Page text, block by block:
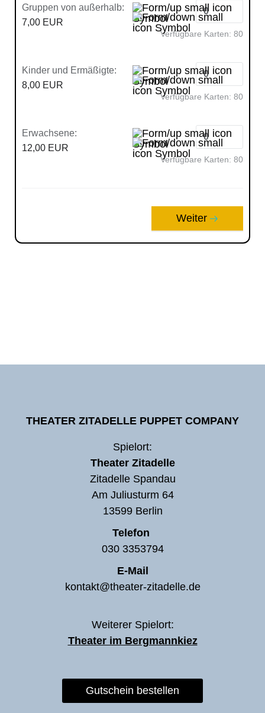
Gruppen von außerhalb:
7,00 EUR
Verfügbare Karten: 80
Kinder und Ermäßigte:
8,00 EUR
Verfügbare Karten: 80
Erwachsene:
12,00 EUR
Verfügbare Karten: 80
Weiter
THEATER ZITADELLE PUPPET COMPANY
Spielort:
Theater Zitadelle
Zitadelle Spandau
Am Juliusturm 64
13599 Berlin
Telefon
030 3353794
E-Mail
kontakt@theater-zitadelle.de
Weiterer Spielort:
Theater im Bergmannkiez
Gutschein bestellen